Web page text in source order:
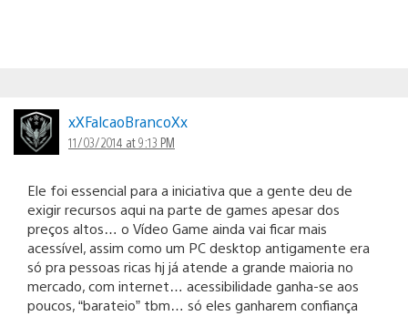
xXFalcaoBrancoXx
11/03/2014 at 9:13 PM
Ele foi essencial para a iniciativa que a gente deu de
exigir recursos aqui na parte de games apesar dos
preços altos… o Vídeo Game ainda vai ficar mais
acessível, assim como um PC desktop antigamente era
só pra pessoas ricas hj já atende a grande maioria no
mercado, com internet… acessibilidade ganha-se aos
poucos, “barateio” tbm… só eles ganharem confiança